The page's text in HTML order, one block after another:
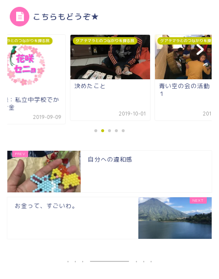
こちらもどうぞ★
テマラとのつながりを探る旅
たこと
2019-10-01
グアテマラとのつながりを探る旅
青い空の会の活動 その
2019-09-01
グアテマラとのつながりを探
ヒント5 アナから
自分への違和感
お金って、すごいわ。